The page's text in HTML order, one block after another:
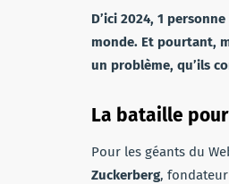
D’ici 2024, 1
monde. Et pourtant,
un problème, qu’ils
La bataille
Pour les géants du
Zuckerberg,